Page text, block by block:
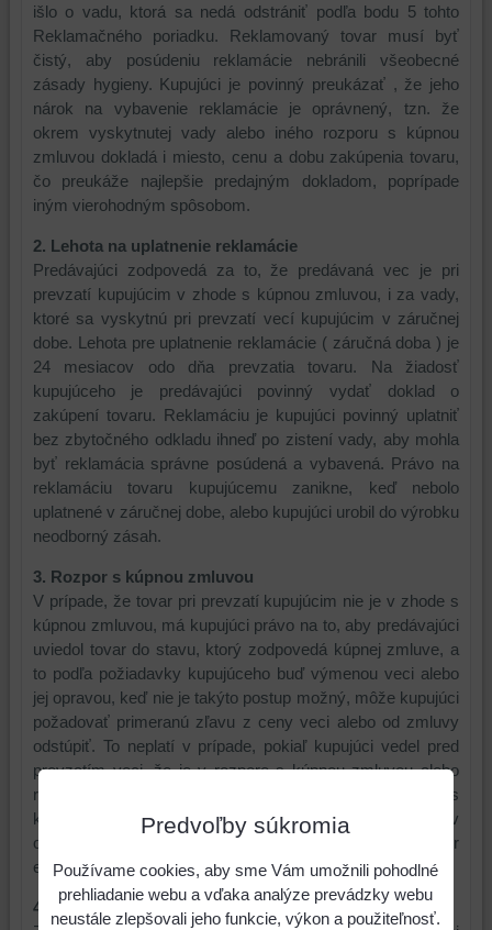
išlo o vadu, ktorá sa nedá odstrániť podľa bodu 5 tohto
Reklamačného poriadku. Reklamovaný tovar musí byť
čistý, aby posúdeniu reklamácie nebránili všeobecné
zásady hygieny. Kupujúci je povinný preukázať , že jeho
nárok na vybavenie reklamácie je oprávnený, tzn. že
okrem vyskytnutej vady alebo iného rozporu s kúpnou
zmluvou dokladá i miesto, cenu a dobu zakúpenia tovaru,
čo preukáže najlepšie predajným dokladom, poprípade
iným vierohodným spôsobom.
2. Lehota na uplatnenie reklamácie
Predávajúci zodpovedá za to, že predávaná vec je pri
prevzatí kupujúcim v zhode s kúpnou zmluvou, i za vady,
ktoré sa vyskytnú pri prevzatí vecí kupujúcim v záručnej
dobe. Lehota pre uplatnenie reklamácie ( záručná doba ) je
24 mesiacov odo dňa prevzatia tovaru. Na žiadosť
kupujúceho je predávajúci povinný vydať doklad o
zakúpení tovaru. Reklamáciu je kupujúci povinný uplatniť
bez zbytočného odkladu ihneď po zistení vady, aby mohla
byť reklamácia správne posúdená a vybavená. Právo na
reklamáciu tovaru kupujúcemu zanikne, keď nebolo
uplatnené v záručnej dobe, alebo kupujúci urobil do výrobku
neodborný zásah.
3. Rozpor s kúpnou zmluvou
V prípade, že tovar pri prevzatí kupujúcim nie je v zhode s
kúpnou zmluvou, má kupujúci právo na to, aby predávajúci
uviedol tovar do stavu, ktorý zodpovedá kúpnej zmluve, a
to podľa požiadavky kupujúceho buď výmenou veci alebo
jej opravou, keď nie je takýto postup možný, môže kupujúci
požadovať primeranú zľavu z ceny veci alebo od zmluvy
odstúpiť. To neplatí v prípade, pokiaľ kupujúci vedel pred
prevzatím veci, že je v rozpore s kúpnou zmluvou alebo
rozpor s kúpnou zmluvou sám spôsobil. Pokiaľ sa rozpor s
kúpnou zmluvou prejaví behom prvých šiestich mesiacov
odo dňa prevzatia veci, toto sa považuje za rozpor
existujúci už pri prevzatí veci.
4. Odstrániteľné vady
Predvoľby súkromia
Používame cookies, aby sme Vám umožnili pohodlné
prehliadanie webu a vďaka analýze prevádzky webu
neustále zlepšovali jeho funkcie, výkon a použiteľnosť.